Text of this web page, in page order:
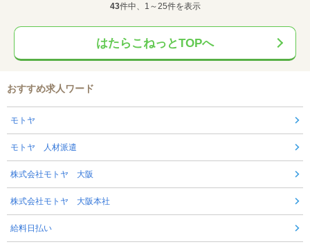
43件中、1～25件を表示
はたらこねっとTOPへ
おすすめ求人ワード
モトヤ
モトヤ 人材派遣
株式会社モトヤ 大阪
株式会社モトヤ 大阪本社
給料日払い